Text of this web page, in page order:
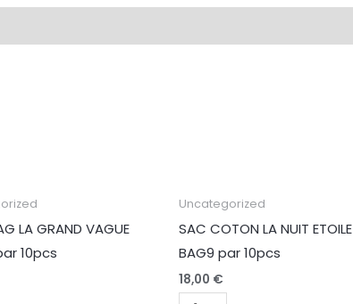
LA GRAND VAGUE
10pcs
Uncategorized
SAC COTON LA NUIT ETOILE
BAG9 par 10pcs
18,00 €
quantité
de
SAC
COTON
LA